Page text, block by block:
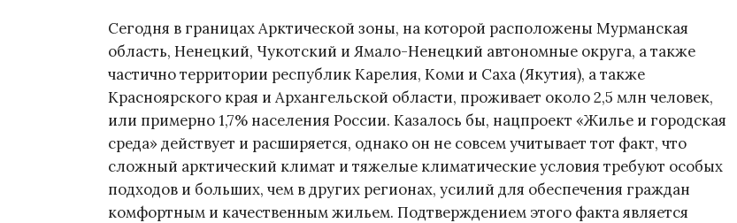
Сегодня в границах Арктической зоны, на которой расположены Мурманская
область, Ненецкий, Чукотский и Ямало-Ненецкий автономные округа, а также
частично территории республик Карелия, Коми и Саха (Якутия), а также
Красноярского края и Архангельской области, проживает около 2,5 млн человек,
или примерно 1,7% населения России. Казалось бы, нацпроект «Жилье и городская
среда» действует и расширяется, однако он не совсем учитывает тот факт, что
сложный арктический климат и тяжелые климатические условия требуют особых
подходов и больших, чем в других регионах, усилий для обеспечения граждан
комфортным и качественным жильем. Подтверждением этого факта является